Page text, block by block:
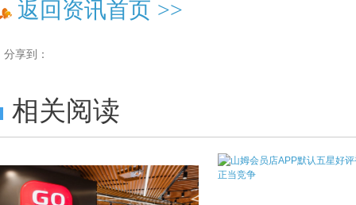
返回资讯首页 >>
分享到：
相关阅读